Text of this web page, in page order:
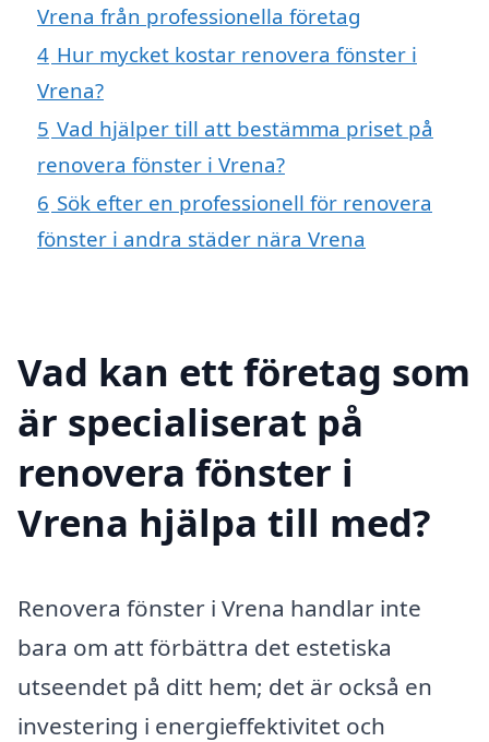
Vrena från professionella företag
4 Hur mycket kostar renovera fönster i
Vrena?
5 Vad hjälper till att bestämma priset på
renovera fönster i Vrena?
6 Sök efter en professionell för renovera
fönster i andra städer nära Vrena
Vad kan ett företag som
är specialiserat på
renovera fönster i
Vrena hjälpa till med?
Renovera fönster i Vrena handlar inte
bara om att förbättra det estetiska
utseendet på ditt hem; det är också en
investering i energieffektivitet och